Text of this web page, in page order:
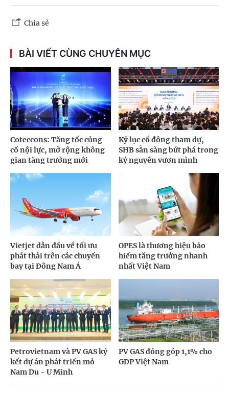
Chia sẻ
BÀI VIẾT CÙNG CHUYÊN MỤC
Coteccons: Tăng tốc củng
cố nội lực, mở rộng không
gian tăng trưởng mới
Kỷ lục cổ đông tham dự,
SHB sẵn sàng bứt phá trong
kỷ nguyên vươn mình
Vietjet dẫn đầu về tối ưu
phát thải trên các chuyến
bay tại Đông Nam Á
OPES là thương hiệu bảo
hiểm tăng trưởng nhanh
nhất Việt Nam
Petrovietnam và PV GAS ký
kết dự án phát triển mỏ
Nam Du - U Minh
PV GAS đóng góp 1,1% cho
GDP Việt Nam